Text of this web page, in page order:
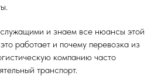
и знаем все нюансы этой
работает и почему перевозка из
компанию часто
транспорт.